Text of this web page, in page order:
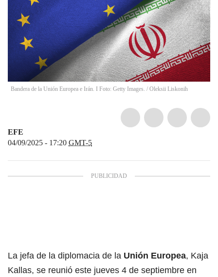
Bandera de la Unión Europea e Irán. I Foto: Getty Images. / Oleksii Liskonih
EFE
04/09/2025 - 17:20 GMT-5
La jefa de la diplomacia de la Unión Europea, Kaja
Kallas, se reunió este jueves 4 de septiembre en